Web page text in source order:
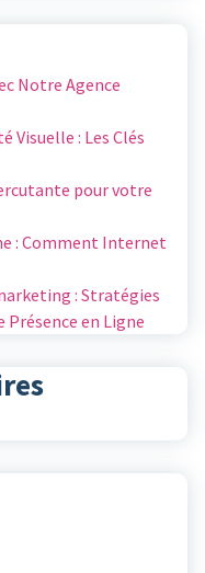
Notre Agence
Visuelle : Les Clés
pour votre
: Comment Internet
: Stratégies
en Ligne